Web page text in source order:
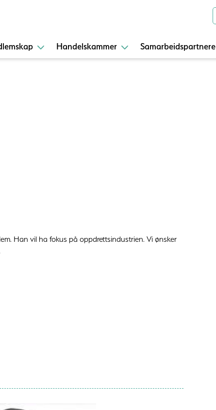
Handelskammer Samarbeidspartnere
Han vil ha fokus på oppdrettsindustrien. Vi ønsker